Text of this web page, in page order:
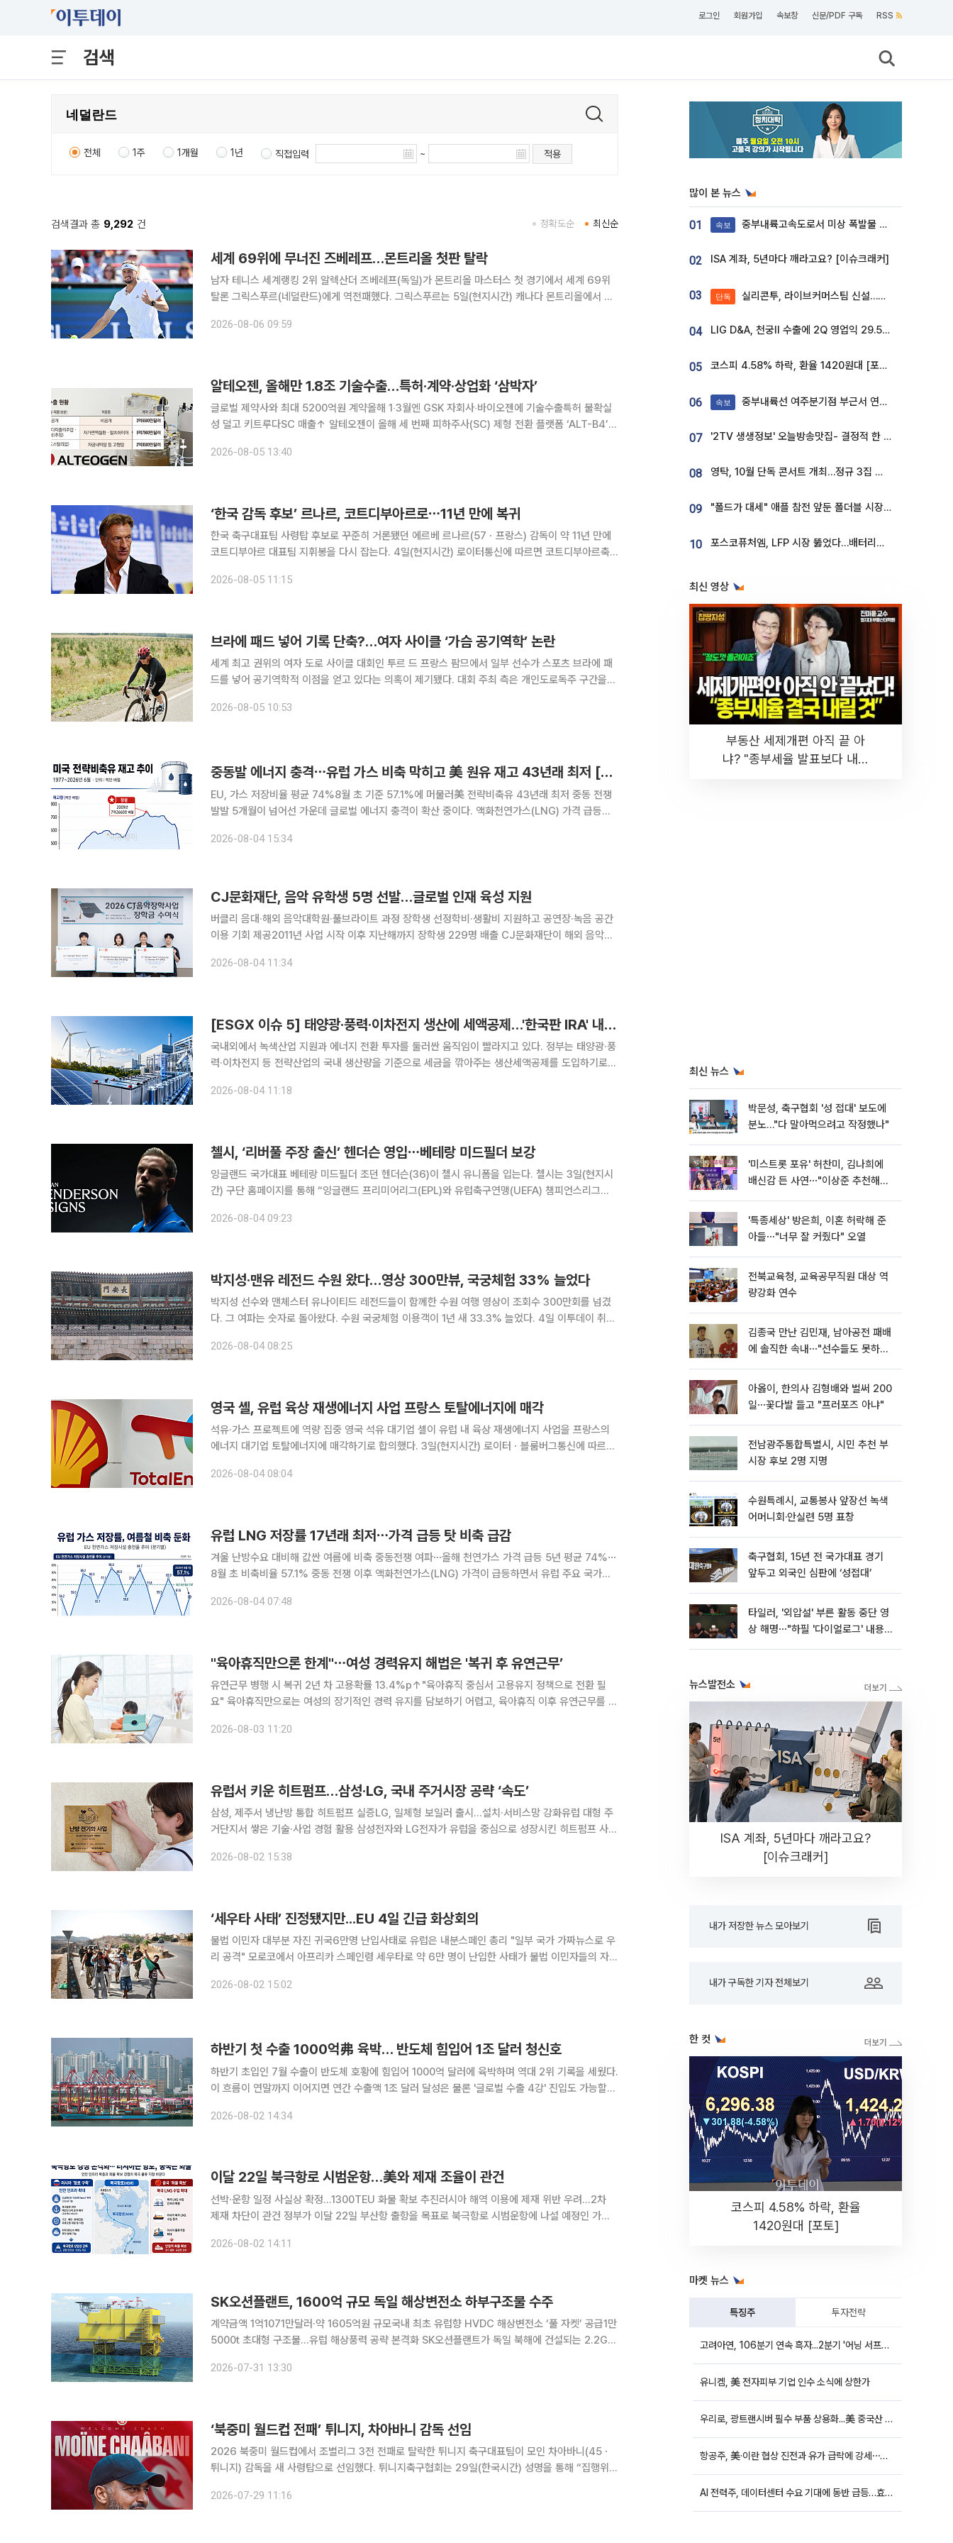
로그인 회원가입 속보창 신문/PDF 구독 RSS
검색
전체 1주 1개월 1년 직접입력 ~ 적용
검색결과 총 9,292 건 최신순
정확도순
세계 69위에 무너진 즈베레프…몬트리올 첫판 탈락
남자 테니스 세계랭킹 2위 알렉산더 즈베레프(독일)가 몬트리올 마스터스 첫 경기에서 세계 69위
탈론 그릭스푸르(네덜란드)에게 역전패했다. 그릭스푸르는 5일(현지시간) 캐나다 몬트리올에서 열
6-4)로 꺾었다. 1회전을 부전승으로 통과한 즈베레프에게는
2026-08-06 09:59
알테오젠, 올해만 1.8조 기술수출…특허·계약·상업화 ‘삼박자’
글로벌 제약사와 최대 5200억원 계약올해 1‧3월엔 GSK 자회사‧바이오젠에 기술수출특허 불확실
성 덜고 키트루다SC 매출↑ 알테오젠이 올해 세 번째 피하주사(SC) 제형 전환 플랫폼 ‘ALT-B4’의
도 유리한 결과가 이어진 데다 ALT-B4가 적용된 머크의
2026-08-05 13:40
‘한국 감독 후보’ 르나르, 코트디부아르로⋯11년 만에 복귀
한국 축구대표팀 사령탑 후보로 꾸준히 거론됐던 에르베 르나르(57ㆍ프랑스) 감독이 약 11년 만에
코트디부아르 대표팀 지휘봉을 다시 잡는다. 4일(현지시간) 로이터통신에 따르면 코트디부아르축
2014년부터 2015년까지 코트디부아르를 지휘하며 2015 아프리카
2026-08-05 11:15
브라에 패드 넣어 기록 단축?…여자 사이클 ‘가슴 공기역학’ 논란
세계 최고 권위의 여자 도로 사이클 대회인 투르 드 프랑스 팜므에서 일부 선수가 스포츠 브라에 패
드를 넣어 공기역학적 이점을 얻고 있다는 의혹이 제기됐다. 대회 주최 측은 개인도로독주 구간을
일 네덜란드 사이클 전문매체 빌러플리츠와 사이클링위클리 등 외신에 따
2026-08-05 10:53
중동발 에너지 충격⋯유럽 가스 비축 막히고 美 원유 재고 43년래 최저 [종합]
EU, 가스 저장비율 평균 74%8월 초 기준 57.1%에 머물러美 전략비축유 43년래 최저 중동 전쟁
발발 5개월이 넘어선 가운데 글로벌 에너지 충격이 확산 중이다. 액화천연가스(LNG) 가격 급등으
가 빠르게 감소, 향후 공급 충격에 대한 우려가 커지고 있다
2026-08-04 15:34
CJ문화재단, 음악 유학생 5명 선발…글로벌 인재 육성 지원
버클리 음대·해외 음악대학원·풀브라이트 과정 장학생 선정학비·생활비 지원하고 공연장·녹음 공간
이용 기회 제공2011년 사업 시작 이후 지난해까지 장학생 229명 배출 CJ문화재단이 해외 음악대
에게는 학비와 생활비를 지원하고 공연장과 녹음 스튜디오 이용
2026-08-04 11:34
[ESGX 이슈 5] 태양광·풍력·이차전지 생산에 세액공제…'한국판 IRA' 내년 도입
국내외에서 녹색산업 지원과 에너지 전환 투자를 둘러싼 움직임이 빨라지고 있다. 정부는 태양광·풍
력·이차전지 등 전략산업의 국내 생산량을 기준으로 세금을 깎아주는 생산세액공제를 도입하기로
속가능펀드로 자금이 다시 유입됐다. 에너지기업과 대체투자 운용사도 유럽과 인
2026-08-04 11:18
첼시, ‘리버풀 주장 출신’ 헨더슨 영입⋯베테랑 미드필더 보강
잉글랜드 국가대표 베테랑 미드필더 조던 헨더슨(36)이 첼시 유니폼을 입는다. 첼시는 3일(현지시
간) 구단 홈페이지를 통해 “잉글랜드 프리미어리그(EPL)와 유럽축구연맹(UEFA) 챔피언스리그
발표했다. 헨더슨은 고향 팀 선덜랜드에서 선수 생활을 시작
2026-08-04 09:23
박지성·맨유 레전드 수원 왔다…영상 300만뷰, 국궁체험 33% 늘었다
박지성 선수와 맨체스터 유나이티드 레전드들이 함께한 수원 여행 영상이 조회수 300만회를 넘겼
다. 그 여파는 숫자로 돌아왔다. 수원 국궁체험 이용객이 1년 새 33.3% 늘었다. 4일 이투데이 취재
2026-08-04 08:25
영국 셸, 유럽 육상 재생에너지 사업 프랑스 토탈에너지에 매각
석유·가스 프로젝트에 역량 집중 영국 석유 대기업 셸이 유럽 내 육상 재생에너지 사업을 프랑스의
에너지 대기업 토탈에너지에 매각하기로 합의했다. 3일(현지시간) 로이터ㆍ블룸버그통신에 따르면
아ㆍ네덜란드ㆍ스페인ㆍ영국에 있는 자산이 포함된다고 설명했다.
2026-08-04 08:04
유럽 LNG 저장률 17년래 최저⋯가격 급등 탓 비축 급감
겨울 난방수요 대비해 값싼 여름에 비축 중동전쟁 여파⋯올해 천연가스 가격 급등 5년 평균 74%⋯
8월 초 비축비율 57.1% 중동 전쟁 이후 액화천연가스(LNG) 가격이 급등하면서 유럽 주요 국가가
2026-08-04 07:48
"육아휴직만으론 한계"⋯여성 경력유지 해법은 '복귀 후 유연근무’
유연근무 병행 시 복귀 2년 차 고용확률 13.4%p↑"육아휴직 중심서 고용유지 정책으로 전환 필
요" 육아휴직만으로는 여성의 장기적인 경력 유지를 담보하기 어렵고, 육아휴직 이후 유연근무를 함
한국여성정책연구원의 '일생활균형제도의 여성 노동시장 영향 연구
2026-08-03 11:20
유럽서 키운 히트펌프…삼성·LG, 국내 주거시장 공략 ‘속도’
삼성, 제주서 냉난방 통합 히트펌프 실증LG, 일체형 보일러 출시…설치·서비스망 강화유럽 대형 주
거단지서 쌓은 기술·사업 경험 활용 삼성전자와 LG전자가 유럽을 중심으로 성장시킨 히트펌프 사업
택에 대한 제품 및 서비스로 확장해 시장 선점에 나서겠다는 전략이다.
2026-08-02 15:38
‘세우타 사태’ 진정됐지만...EU 4일 긴급 화상회의
불법 이민자 대부분 자진 귀국6만명 난입사태로 유럽은 내분스페인 총리 "일부 국가 가짜뉴스로 우
리 공격" 모로코에서 아프리카 스페인령 세우타로 약 6만 명이 난입한 사태가 불법 이민자들의 자진
2026-08-02 15:02
하반기 첫 수출 1000억弗 육박… 반도체 힘입어 1조 달러 청신호
하반기 초입인 7월 수출이 반도체 호황에 힘입어 1000억 달러에 육박하며 역대 2위 기록을 세웠다.
이 흐름이 연말까지 이어지면 연간 수출액 1조 달러 달성은 물론 '글로벌 수출 4강' 진입도 가능할
62.8% 증가했다. 사상 처음으로 월 1000억 달러를 돌
2026-08-02 14:34
이달 22일 북극항로 시범운항…美와 제재 조율이 관건
선박·운항 일정 사실상 확정…1300TEU 화물 확보 추진러시아 해역 이용에 제재 위반 우려…2차
제재 차단이 관건 정부가 이달 22일 부산항 출항을 목표로 북극항로 시범운항에 나설 예정인 가운
러시아 제재 문제가 마지막 변수로 떠올랐다. 정부가 미국 등 서방
2026-08-02 14:11
SK오션플랜트, 1600억 규모 독일 해상변전소 하부구조물 수주
계약금액 1억1071만달러·약 1605억원 규모국내 최초 유럽향 HVDC 해상변전소 ‘풀 자켓’ 공급1만
5000t 초대형 구조물…유럽 해상풍력 공략 본격화 SK오션플랜트가 독일 북해에 건설되는 2.2GW
HVDC 해상변전소용 하부구조물 완성품을 공급하는 첫 사례다.
2026-07-31 13:30
‘북중미 월드컵 전패’ 튀니지, 차아바니 감독 선임
2026 북중미 월드컵에서 조별리그 3전 전패로 탈락한 튀니지 축구대표팀이 모인 차아바니(45ㆍ
튀니지) 감독을 새 사령탑으로 선임했다. 튀니지축구협회는 29일(한국시간) 성명을 통해 “집행위원
지는 3회 연속이자 통산 7번째로 월드컵 본선에 올랐지만 북중미
2026-07-29 11:16
많이 본 뉴스
01 속보 중부내륙고속도로서 미상 폭발물 발견
02 ISA 계좌, 5년마다 깨라고요? [이슈크래커]
03 단독 실리콘투, 라이브커머스팀 신설…K뷰티 ‘글로벌 판매망’ 확대[K뷰티 라방戰]
04 LIG D&A, 천궁Ⅱ 수출에 2Q 영업익 29.5%↑…수주잔고 24.6조 [종합]
05 코스피 4.58% 하락, 환율 1420원대 [포토]
06 속보 중부내륙선 여주분기점 부근서 연이은 추돌사고 발생
07 '2TV 생생정보' 오늘방송맛집- 결정적 한 수, 3종 메밀면! 메밀 소바 맛집 '의○○○○'
08 영탁, 10월 단독 콘서트 개최…정규 3집 신곡 첫선
09 "폴드가 대세" 애플 참전 앞둔 폴더블 시장…하반기 경쟁 막 오른다
10 포스코퓨처엠, LFP 시장 뚫었다…배터리사와 대규모 장기 공급 합의
최신 영상
부동산 세제개편 아직 끝 아
냐? "종부세율 발표보다 내릴
최신 뉴스
박문성, 축구협회 '성 접대' 보도에
분노…"다 말아먹으려고 작정했나"
'미스트롯 포유' 허찬미, 김나희에
배신감 든 사연⋯"이상준 추천해주
'특종세상' 방은희, 이혼 허락해 준
아들⋯"너무 잘 커줬다" 오열
전북교육청, 교육공무직원 대상 역
량강화 연수
김종국 만난 김민재, 남아공전 패배
에 솔직한 속내⋯"선수들도 못하긴
아옳이, 한의사 김형배와 벌써 200
일⋯꽃다발 들고 "프러포즈 아냐"
전남광주통합특별시, 시민 추천 부
시장 후보 2명 지명
수원특례시, 교통봉사 앞장선 녹색
어머니회·안실련 5명 표창
축구협회, 15년 전 국가대표 경기
앞두고 외국인 심판에 ‘성접대’
타일러, '외압설' 부른 활동 중단 영
상 해명⋯"하필 '다이얼로그' 내용이
뉴스발전소
ISA 계좌, 5년마다 깨라고요?
[이슈크래커]
내가 저장한 뉴스 모아보기
내가 구독한 기자 전체보기
한 컷
코스피 4.58% 하락, 환율
1420원대 [포토]
마켓 뉴스
특징주 투자전략
고려아연, 106분기 연속 흑자...2분기 '어닝 서프라이즈'에 장 초반 12%대 강세
유니켐, 美 전자피부 기업 인수 소식에 상한가
우리로, 광트랜시버 필수 부품 상용화...美 중국산 퇴출 추진에 상승세
항공주, 美·이란 협상 진전과 유가 급락에 강세⋯한진칼 8%↑
AI 전력주, 데이터센터 수요 기대에 동반 급등…효성중공업 10%↑